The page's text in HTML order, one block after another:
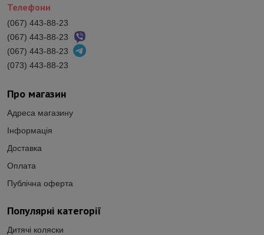
Популярні категорії
Дитячі коляски
Про магазин
Адреса магазину
Інформація
Доставка
Оплата
Публічна оферта
Телефони
(067) 443-88-23
(067) 443-88-23
(067) 443-88-23
(073) 443-88-23